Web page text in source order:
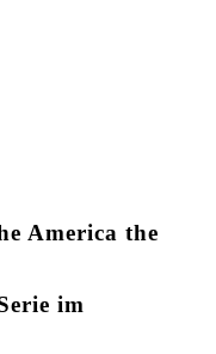
America the
im